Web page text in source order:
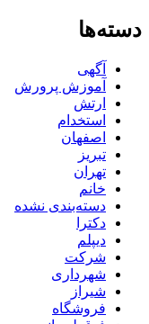
دسته‌ها
آگهی
آموزش پرورش
ارتش
استخدام
اصفهان
تبریز
تهران
خانم
دسته‌بندی نشده
دکترا
دیپلم
شرکت
شهرداری
شیراز
فروشگاه